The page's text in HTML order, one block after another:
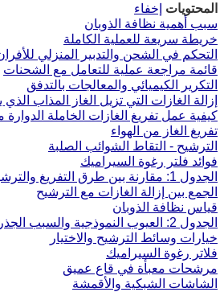
المحتويات إخفاء
سبب أهمية نظافة الذوبان
خريطة سريعة للعملية الكاملة
التحكم في الشحن والتدبير المنزلي
قائمة مراجعة عملية للتعامل مع الشحنات
التكرير الكيميائي والمعالجات بالتدفق
إزالة الغازات التي تزيل الغاز المذاب
كيفية عمل تفريغ الغازات الخاملة الدوارة
تفريغ الغاز من الهواء
الترشيح - التقاط الشوائب الصلبة
فوائد فلتر رغوة السيراميك
الجدول 1: مقارنة بين طرق التفريغ والترشيح الشائعة
الجمع بين إزالة الغازات مع الترشيح
قياس نظافة الذوبان
الجدول 2: العيوب النموذجية والسبب الجذري والإجراءات التصحيحية
خيارات وسائط الترشيح والاختيار
فلاتر رغوة السيراميك
مرشحات معبأة في قاع عميق
الشاشات الشبكية والأقمشة